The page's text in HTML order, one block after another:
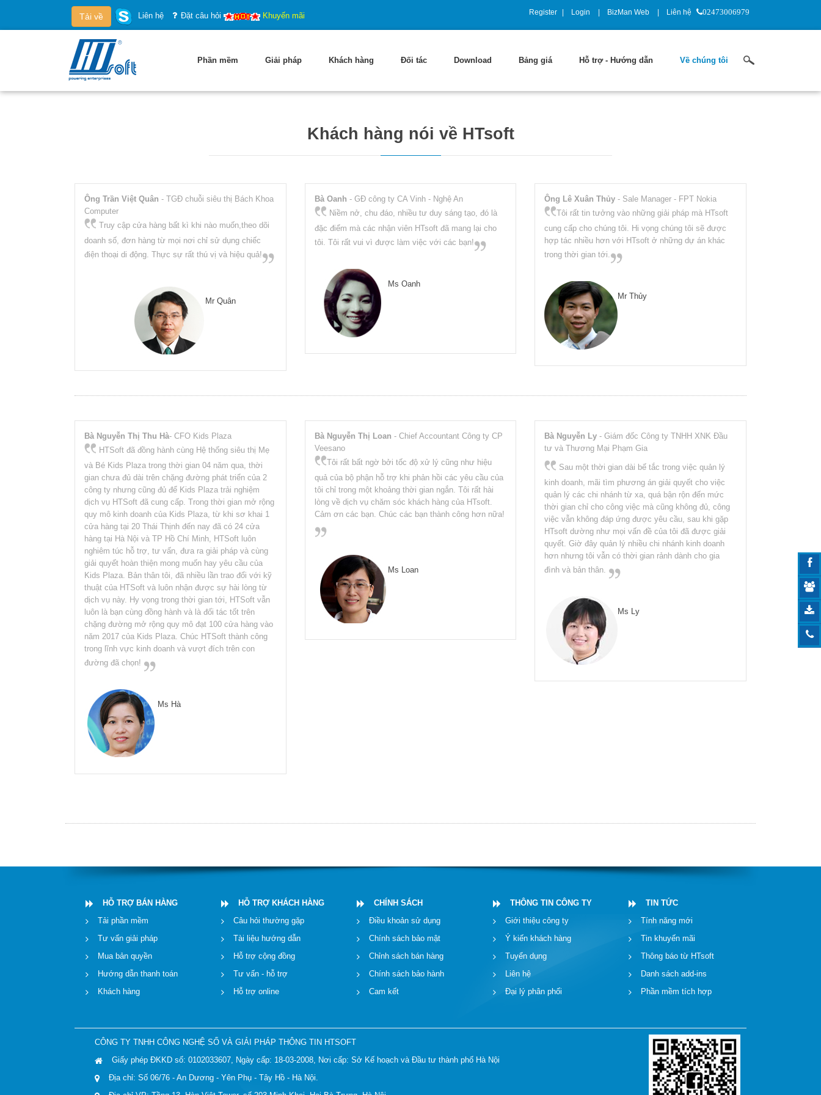
Register Login BizMan Web Liên hệ 02473006979
Tải về Liên hệ Đặt câu hỏi Khuyến mãi
Phần mềm Giải pháp Khách hàng Đối tác Download Bảng giá Hỗ trợ - Hướng dẫn Về chúng tôi
Khách hàng nói về HTsoft
Ông Trần Việt Quân - TGĐ chuỗi siêu thị Bách Khoa
Computer
Truy cập cửa hàng bất kì khi nào muốn,theo dõi
doanh số, đơn hàng từ mọi nơi chỉ sử dụng chiếc
điện thoại di động. Thực sự rất thú vị và hiệu quả!
Mr Quân
Bà Oanh - GĐ công ty CA Vinh - Nghệ An
Niềm nở, chu đáo, nhiều tư duy sáng tạo, đó là
đặc điểm mà các nhận viên HTsoft đã mang lại cho
tôi. Tôi rất vui vì được làm việc với các bạn!
Ms Oanh
Ông Lê Xuân Thủy- Sale Manager - FPT Nokia
Tôi rất tin tưởng vào những giải pháp mà HTsoft
cung cấp cho chúng tôi. Hi vọng chúng tôi sẽ được
hợp tác nhiều hơn với HTsoft ở những dự án khác
trong thời gian tới.
Mr Thủy
Bà Nguyễn Thị Thu Hà- CFO Kids Plaza
HTSoft đã đồng hành cùng Hệ thống siêu thị Mẹ
và Bé Kids Plaza trong thời gian 04 năm qua, thời
gian chưa đủ dài trên chặng đường phát triển của 2
công ty nhưng cũng đủ để Kids Plaza trải nghiệm
dịch vụ HTSoft đã cung cấp. Trong thời gian mở rộng
quy mô kinh doanh của Kids Plaza, từ khi sơ khai 1
cửa hàng tại 20 Thái Thịnh đến nay đã có 24 cửa
hàng tại Hà Nội và TP Hồ Chí Minh, HTSoft luôn
nghiêm túc hỗ trợ, tư vấn, đưa ra giải pháp và cùng
giải quyết hoàn thiện mong muốn hay yêu cầu của
Kids Plaza. Bản thân tôi, đã nhiều lần trao đổi với kỹ
thuật của HTSoft và luôn nhận được sự hài lòng từ
dịch vụ này. Hy vọng trong thời gian tới, HTSoft vẫn
luôn là bạn cùng đồng hành và là đối tác tốt trên
chặng đường mở rộng quy mô đạt 100 cửa hàng vào
năm 2017 của Kids Plaza. Chúc HTSoft thành công
trong lĩnh vực kinh doanh và vượt đích trên con
đường đã chọn!
Ms Hà
Bà Nguyễn Thị Loan - Chief Accountant Công ty CP
Veesano
Tôi rất bất ngờ bởi tốc độ xử lý cũng như hiệu
quả của bộ phận hỗ trợ khi phản hồi các yêu cầu của
tôi chỉ trong một khoảng thời gian ngắn. Tôi rất hài
lòng về dịch vụ chăm sóc khách hàng của HTsoft.
Cảm ơn các bạn. Chúc các bạn thành công hơn nữa!
Ms Loan
Bà Nguyễn Ly - Giám đốc Công ty TNHH XNK Đầu
tư và Thương Mại Phạm Gia
Sau một thời gian dài bế tắc trong việc quản lý
kinh doanh, mãi tìm phương án giải quyết cho việc
quản lý các chi nhánh từ xa, quá bận rộn đến mức
thời gian chỉ cho công việc mà cũng không đủ, công
việc vẫn không đáp ứng được yêu cầu, sau khi gặp
HTsoft dường như mọi vấn đề của tôi đã được giải
quyết. Giờ đây quản lý nhiều chi nhánh kinh doanh
hơn nhưng tôi vẫn có thời gian rảnh dành cho gia
đình và bản thân.
Ms Ly
HỖ TRỢ BÁN HÀNG
Tải phần mềm
Tư vấn giải pháp
Mua bản quyền
Hướng dẫn thanh toán
Khách hàng
HỖ TRỢ KHÁCH HÀNG
Câu hỏi thường gặp
Tài liệu hướng dẫn
Hỗ trợ cộng đồng
Tư vấn - hỗ trợ
Hỗ trợ online
CHÍNH SÁCH
Điều khoản sử dụng
Chính sách bảo mật
Chỉnh sách bán hàng
Chính sách bảo hành
Cam kết
THÔNG TIN CÔNG TY
Giới thiệu công ty
Ý kiến khách hàng
Tuyển dụng
Liên hệ
Đại lý phân phối
TIN TỨC
Tính năng mới
Tin khuyến mãi
Thông báo từ HTsoft
Danh sách add-ins
Phần mềm tích hợp
CÔNG TY TNHH CÔNG NGHỆ SỐ VÀ GIẢI PHÁP THÔNG TIN HTSOFT
Giấy phép ĐKKD số: 0102033607, Ngày cấp: 18-03-2008, Nơi cấp: Sở Kế hoạch và Đầu tư thành phố Hà Nội
Địa chỉ: Số 06/76 - An Dương - Yên Phụ - Tây Hồ - Hà Nội.